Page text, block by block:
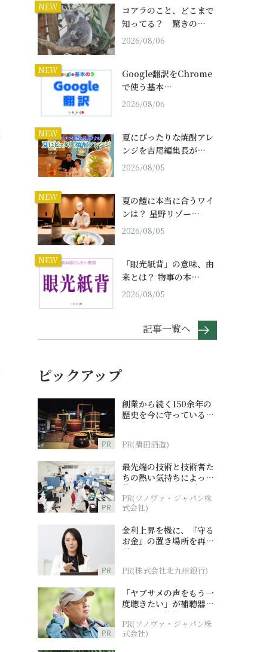
NEW
コアラのこと、どこまで
知ってる？ 驚きの…
2026/08/06
NEW
Google翻訳をChrome
で使う基本…
2026/08/06
NEW
夏にぴったりな焼酎アレ
ンジを吉尾編集長が…
2026/08/05
NEW
夏の鱧に本当に合うワイ
ンは？ 星野リゾー…
2026/08/05
NEW
「眼光紙背」の意味、由
来とは？ 物事の本…
2026/08/05
記事一覧へ
ピックアップ
PR
創業から続く150余年の
歴史を今に守っている濵
田酒造
PR(濵田酒造)
PR
最先端の技術と技術者た
ちの熱い気持ちによって
作られているオーダーメ
イド補聴器
PR(ソノヴァ・ジャパン株
式会社)
PR
金利上昇を機に、『守る
お金』の置き場所を再検
討
PR(株式会社北九州銀行)
PR
「ヤブサメの声をもう一
度聴きたい」が補聴器チ
ャレンジの後押しに
PR(ソノヴァ・ジャパン株
式会社)